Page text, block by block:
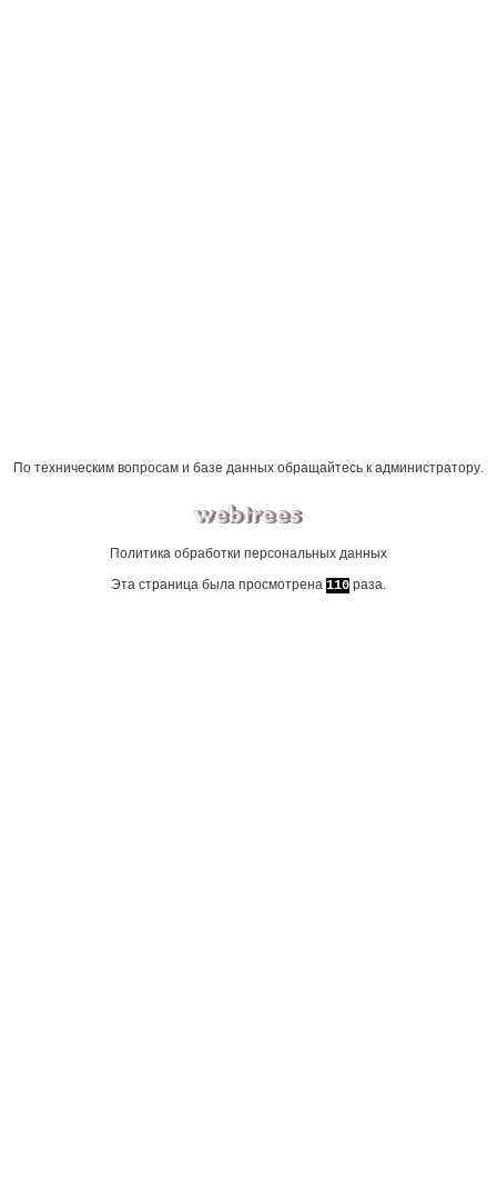
По техническим вопросам и базе данных обращайтесь к администратору.
Политика обработки персональных данных
Эта страница была просмотрена 110 раза.